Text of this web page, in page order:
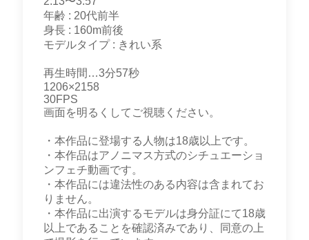
年齢 : 20代前半
身長 : 160m前後
モデルタイプ : きれい系
再生時間…3分57秒
1206×2158
30FPS
画面を明るくしてご視聴ください。
・本作品に登場する人物は18歳以上です。
・本作品はアノニマス方式のシチュエーショ
ンフェチ動画です。
・本作品には違法性のある内容は含まれてお
りません。
・本作品に出演するモデルは身分証にて18歳
以上であることを確認済みであり、同意の上